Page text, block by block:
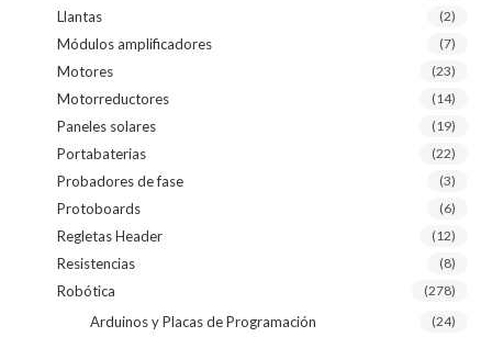
Llantas (2)
Módulos amplificadores (7)
Motores (23)
Motorreductores (14)
Paneles solares (19)
Portabaterias (22)
Probadores de fase (3)
Protoboards (6)
Regletas Header (12)
Resistencias (8)
Robótica (278)
Arduinos y Placas de Programación (24)